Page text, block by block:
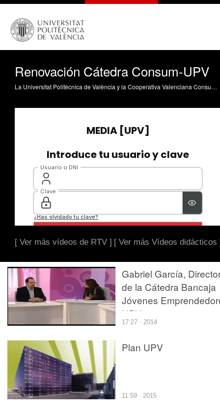
Renovación Cátedra Consum-UPV
La Universitat Politècnica de València y la Cooperativa Valenciana Consum han firmado la renovación de la Cátedra de Empresa suscrita por las dos entidades en el año 2007.
[ Ver más vídeos de RTV ] [ Ver más Vídeos didácticos
Gabriel García,
de la Cátedra Bancaja
Jóvenes
UPV
17:27 · 2014
Plan UPV
11:59 · 2015